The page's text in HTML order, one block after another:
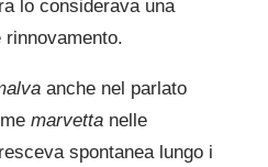
lo considerava una
rinnovamento.
anche nel parlato
marvetta nelle
spontanea lungo i